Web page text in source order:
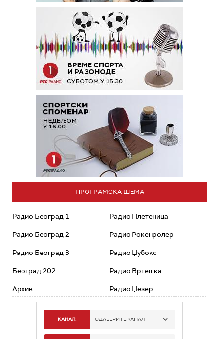
ПРОГРАМСКА ШЕМА
Радио Београд 1
Радио Београд 2
Радио Београд 3
Београд 202
Архив
Радио Плетеница
Радио Рокенролер
Радио Џубокс
Радио Вртешка
Радио Џезер
КАНАЛ: ОДАБЕРИТЕ КАНАЛ